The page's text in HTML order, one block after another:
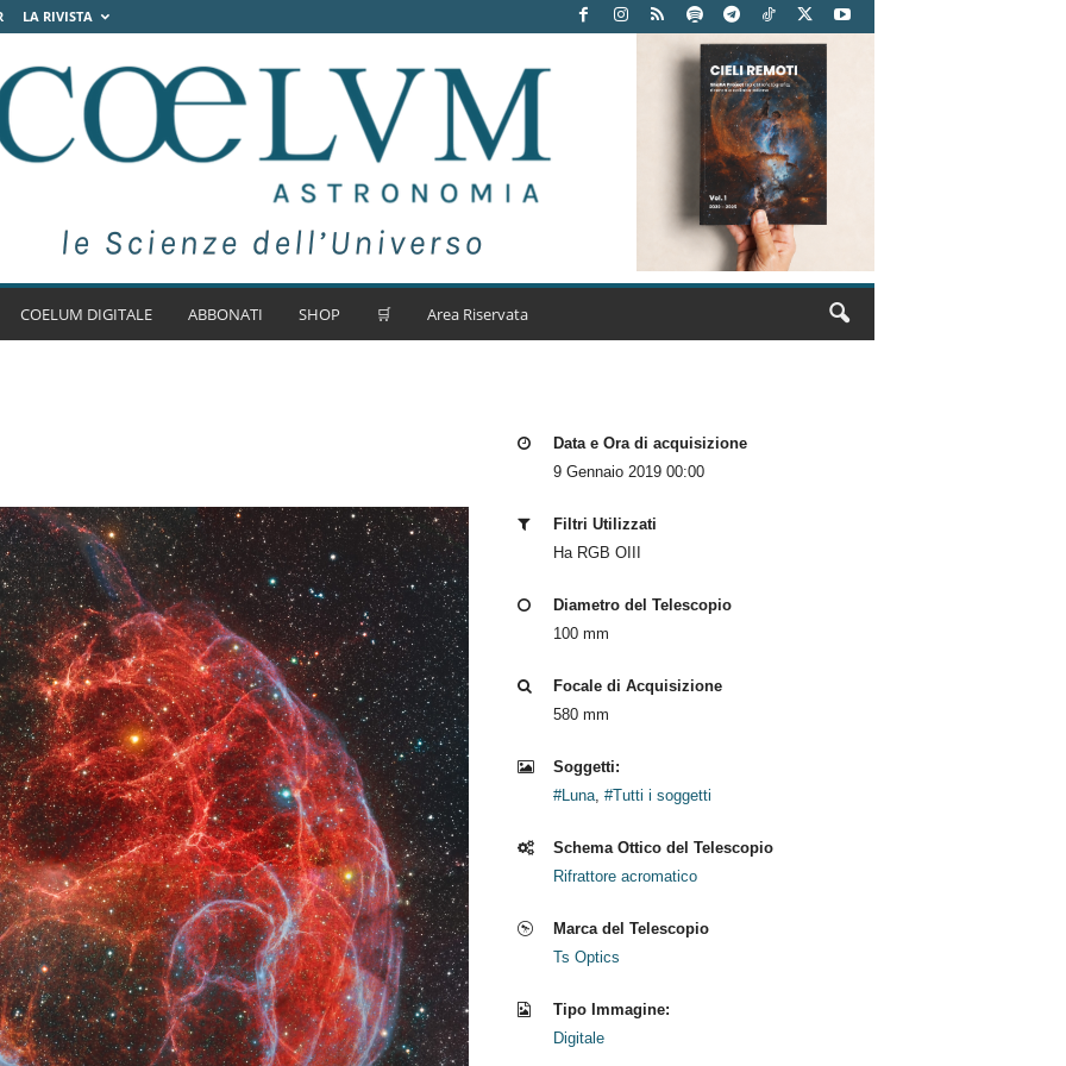
LA RIVISTA
COELUM DIGITALE ABBONATI SHOP 🛒 Area Riservata
Data e Ora di acquisizione
9 Gennaio 2019 00:00
Filtri Utilizzati
Ha RGB OIII
Diametro del Telescopio
100 mm
Focale di Acquisizione
580 mm
Soggetti:
#Luna, #Tutti i soggetti
Schema Ottico del Telescopio
Rifrattore acromatico
Marca del Telescopio
Ts Optics
Tipo Immagine:
Digitale